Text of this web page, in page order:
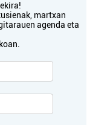
martxan
agenda eta